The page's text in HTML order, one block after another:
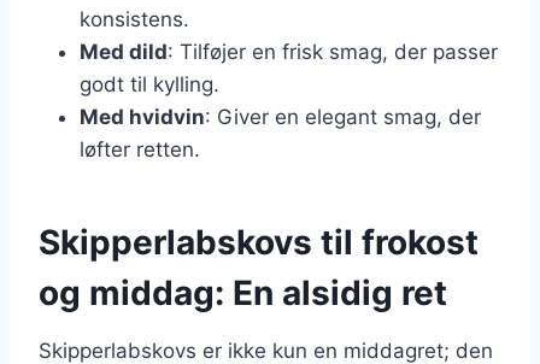
konsistens.
Med dild: Tilføjer en frisk smag, der passer
godt til kylling.
Med hvidvin: Giver en elegant smag, der
løfter retten.
Skipperlabskovs til frokost
og middag: En alsidig ret
Skipperlabskovs er ikke kun en middagret; den